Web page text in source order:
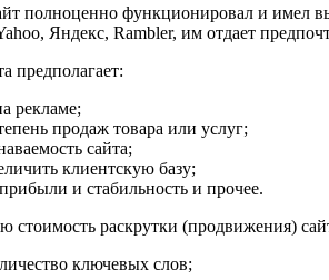
полноценно функционировал и имел
Яндекс, Rambler, им отдает
предполагает:
рекламе;
продаж товара или услуг;
сайта;
клиентскую базу;
и стабильность и прочее.
стоимость раскрутки (продвижения)
ключевых слов;